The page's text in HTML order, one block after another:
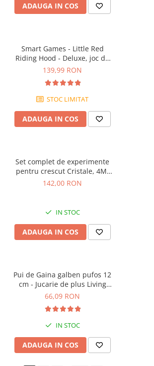
ADAUGA IN COS
Smart Games - Little Red
Riding Hood - Deluxe, joc de
logica cu 48 de provocari, 4+
139,99 RON
STOC LIMITAT
ADAUGA IN COS
Set complet de experimente
pentru crescut Cristale, 4M,
+10 ani
142,00 RON
IN STOC
ADAUGA IN COS
Pui de Gaina galben pufos 12
cm - Jucarie de plus Living
Nature
66,09 RON
IN STOC
ADAUGA IN COS